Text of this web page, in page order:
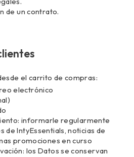
de un contrato.
el carrito de compras:
electrónico
informarle regularmente
de IntyEssentials, noticias de
promociones en curso
los Datos se conservan